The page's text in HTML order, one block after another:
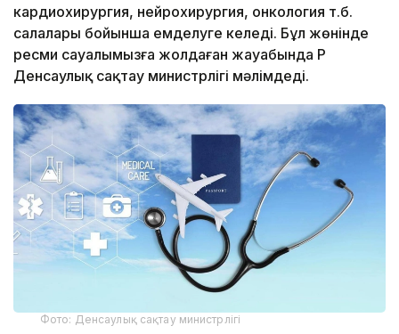
кардиохирургия, нейрохирургия, онкология т.б.
салалары бойынша емделуге келеді. Бұл жөнінде
ресми сауалымызға жолдаған жауабында ҚР
Денсаулық сақтау министрлігі мәлімдеді.
Фото: Денсаулық сақтау министрлігі